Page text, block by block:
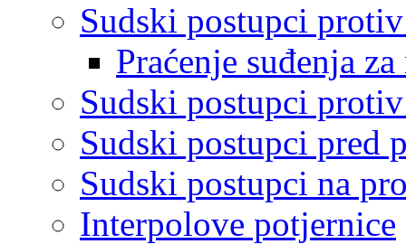
Sudski postupci
Praćenje suđenja
Sudski postupci
Sudski postupci pred
Sudski postupci na
Interpolove potjernice